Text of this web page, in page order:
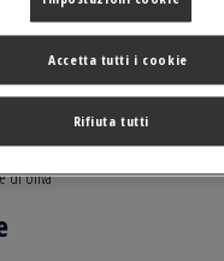
di oliva
Rifiuta tutti
Accetta tutti i cookie